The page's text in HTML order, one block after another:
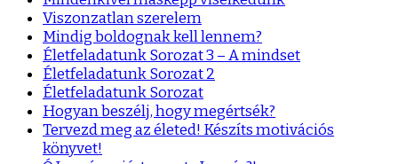
Viszonzatlan szerelem
Mindig boldognak kell lennem?
Életfeladatunk Sorozat 3 – A mindset
Életfeladatunk Sorozat 2
Életfeladatunk Sorozat
Hogyan beszélj, hogy megértsék?
Tervezd meg az életed! Készíts motivációs
könyvet!